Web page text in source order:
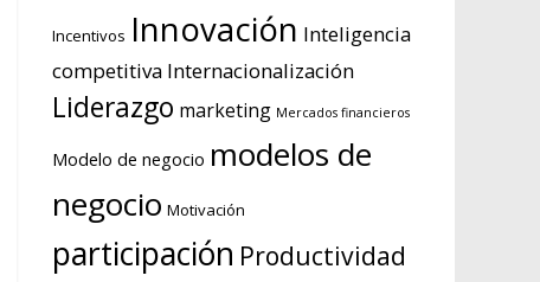
Incentivos Innovación Inteligencia
competitiva Internacionalización
Liderazgo marketing Mercados financieros
Modelo de negocio modelos de
negocio Motivación
participación Productividad